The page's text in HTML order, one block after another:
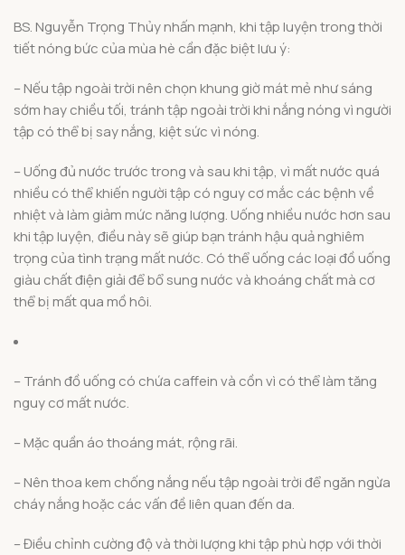
BS. Nguyễn Trọng Thủy nhấn mạnh, khi tập luyện trong thời
tiết nóng bức của mùa hè cần đặc biệt lưu ý:
– Nếu tập ngoài trời nên chọn khung giờ mát mẻ như sáng
sớm hay chiều tối, tránh tập ngoài trời khi nắng nóng vì người
tập có thể bị say nắng, kiệt sức vì nóng.
– Uống đủ nước trước trong và sau khi tập, vì mất nước quá
nhiều có thể khiến người tập có nguy cơ mắc các bệnh về
nhiệt và làm giảm mức năng lượng. Uống nhiều nước hơn sau
khi tập luyện, điều này sẽ giúp bạn tránh hậu quả nghiêm
trọng của tình trạng mất nước. Có thể uống các loại đồ uống
giàu chất điện giải để bổ sung nước và khoáng chất mà cơ
thể bị mất qua mồ hôi.
– Tránh đồ uống có chứa caffein và cồn vì có thể làm tăng
nguy cơ mất nước.
– Mặc quần áo thoáng mát, rộng rãi.
– Nên thoa kem chống nắng nếu tập ngoài trời để ngăn ngừa
cháy nắng hoặc các vấn đề liên quan đến da.
– Điều chỉnh cường độ và thời lượng khi tập phù hợp với thời